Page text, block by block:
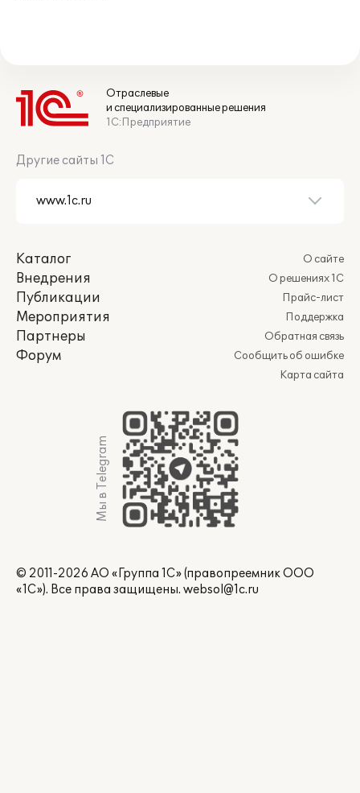
Отраслевые
и специализированные решения
1С:Предприятие
Другие сайты 1С
Каталог
Внедрения
Публикации
Мероприятия
Партнеры
Форум
О сайте
О решениях 1С
Прайс-лист
Поддержка
Обратная связь
Сообщить об ошибке
Карта сайта
Мы в Telegram
© 2011-2026 АО «Группа 1С» (правопреемник ООО
«1С»). Все права защищены. websol@1c.ru